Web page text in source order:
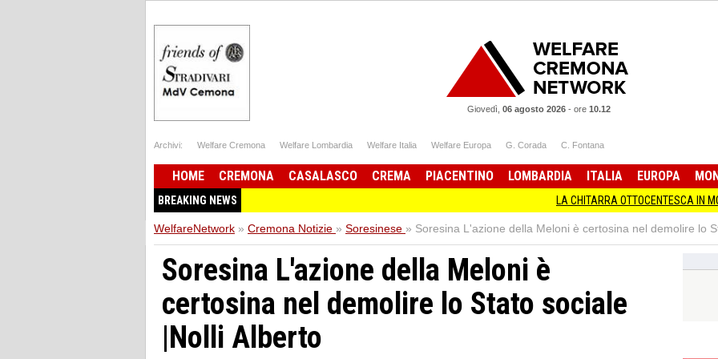
Giovedì, 06 agosto 2026- ore 10.12
Archivi: Welfare Cremona Welfare Lombardia Welfare Italia Welfare Europa G. Corada C. Fontana
HOME CREMONA CASALASCO CREMA PIACENTINO LOMBARDIA ITALIA EUROPA
BREAKING NEWS LA CHITARRA OTTOCENTESCA IN
WelfareNetwork » Cremona Notizie » Soresinese » Soresina L'azione della Meloni è certosina nel demolire lo
Soresina L'azione della Meloni è
certosina nel demolire lo Stato sociale
|Nolli Alberto